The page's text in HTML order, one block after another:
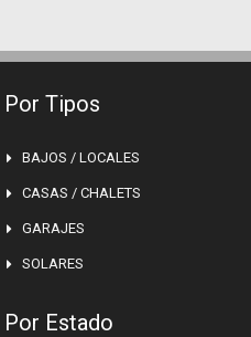
Por Tipos
BAJOS / LOCALES
CASAS / CHALETS
GARAJES
SOLARES
Por Estado